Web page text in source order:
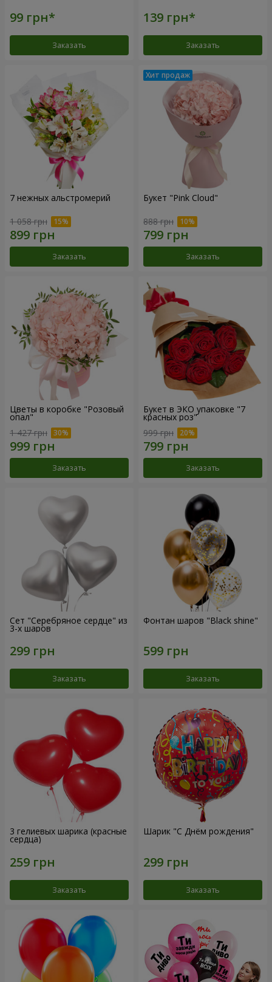
Заказать Заказать
7 нежных альстромерий
1 058 грн
Заказать
Букет "Pink Cloud"
888 грн
Заказать
Цветы в коробке "Розовый
опал"
1 427 грн
Заказать
Букет в ЭКО упаковке "7
красных роз"
999 грн
Заказать
Сет "Серебряное сердце" из
3-х шаров
Заказать
Фонтан шаров "Black shine"
Заказать
3 гелиевых шарика (красные
сердца)
Заказать
Шарик "С Днём рождения"
Заказать